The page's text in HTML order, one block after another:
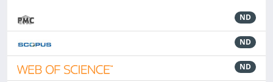
ND
ND
ND